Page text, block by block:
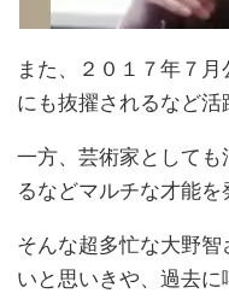
また、２０１７年７
にも抜擢されるなど活
一方、芸術家として
るなどマルチな才能を
そんな超多忙な大野
いと思いきや、過去